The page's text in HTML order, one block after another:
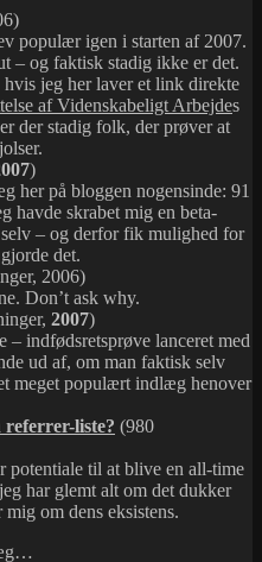
populær igen i starten af 2007.
– og faktisk stadig ikke er det.
jeg her laver et link direkte
af Videnskabeligt Arbejdes
der stadig folk, der prøver at
)
her på bloggen nogensinde: 91
havde skrabet mig en beta-
– og derfor fik mulighed for
det.
2006)
Don’t ask why.
2007)
– indfødsretsprøve lanceret med
ud af, om man faktisk selv
meget populært indlæg henover
liste? (980
potentiale til at blive en all-time
har glemt alt om det dukker
om dens eksistens.